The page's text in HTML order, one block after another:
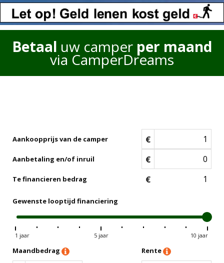
Betaal uw camper per maand
via CamperDreams
Aankoopprijs van de camper €
Aanbetaling en/of inruil €
Te financieren bedrag €
Gewenste looptijd financiering
1 jaar 5 jaar 10 jaar
Maandbedrag Rente